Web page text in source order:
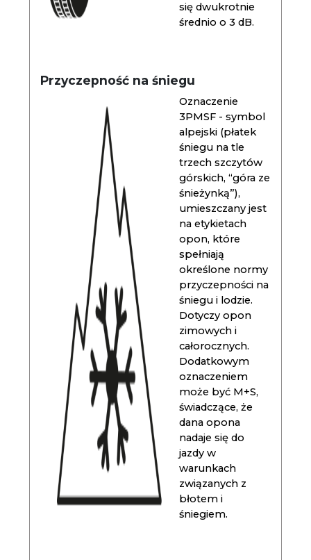
się dwukrotnie
średnio o 3 dB.
Przyczepność na śniegu
Oznaczenie
3PMSF - symbol
alpejski (płatek
śniegu na tle
trzech szczytów
górskich, “góra ze
śnieżynką”),
umieszczany jest
na etykietach
opon, które
spełniają
określone normy
przyczepności na
śniegu i lodzie.
Dotyczy opon
zimowych i
całorocznych.
Dodatkowym
oznaczeniem
może być M+S,
świadczące, że
dana opona
nadaje się do
jazdy w
warunkach
związanych z
błotem i
śniegiem.